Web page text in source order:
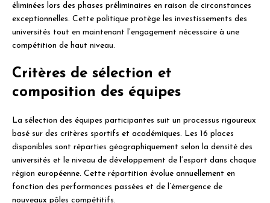
éliminées lors des phases préliminaires en raison de circonstances
exceptionnelles. Cette politique protège les investissements des
universités tout en maintenant l’engagement nécessaire à une
compétition de haut niveau.
Critères de sélection et
composition des équipes
La sélection des équipes participantes suit un processus rigoureux
basé sur des critères sportifs et académiques. Les 16 places
disponibles sont réparties géographiquement selon la densité des
universités et le niveau de développement de l’esport dans chaque
région européenne. Cette répartition évolue annuellement en
fonction des performances passées et de l’émergence de
nouveaux pôles compétitifs.